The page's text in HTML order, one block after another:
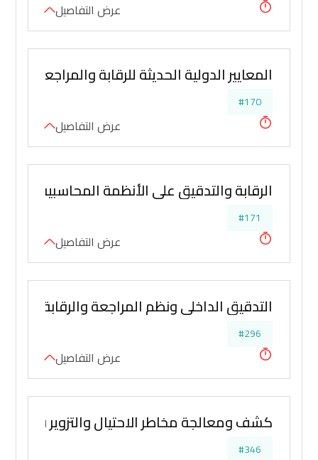
عرض التفاصيل
المعايير الدولية الحديثة للرقابة والمراجعة
#170
عرض التفاصيل
الرقابة والتدقيق على الأنظمة المحاسبية
#171
عرض التفاصيل
التدقيق الداخلي ونظم المراجعة والرقابة في
#296
عرض التفاصيل
كشف ومعالجة مخاطر الاحتيال والتزوير في
#346